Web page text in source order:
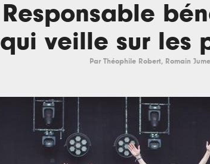
Responsable
qui veille sur les
Par Théophile Robert, Romain